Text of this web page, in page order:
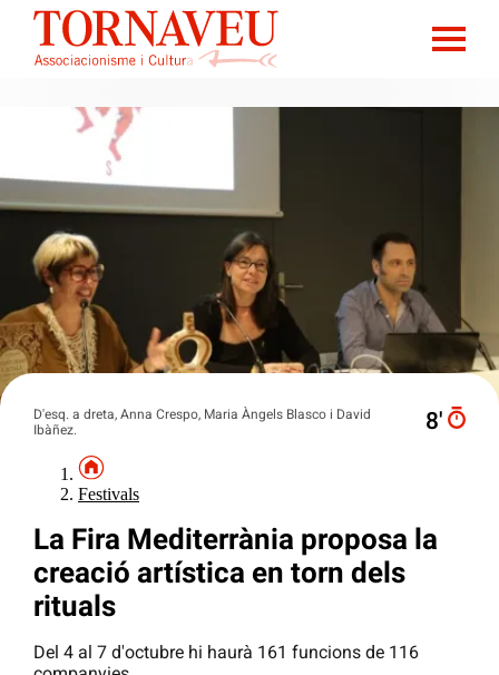
D'esq. a dreta, Anna Crespo, Maria Àngels Blasco i David
Ibàñez.
8′
Festivals
La Fira Mediterrània proposa la
creació artística en torn dels
rituals
Del 4 al 7 d'octubre hi haurà 161 funcions de 116